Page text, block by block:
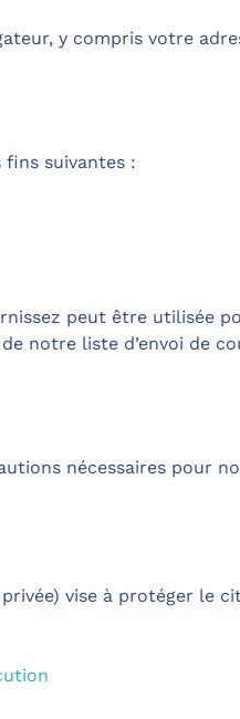
y compris votre
suivantes :
peut être utilisée
notre liste d’envoi de
nécessaires pour
vise à protéger le